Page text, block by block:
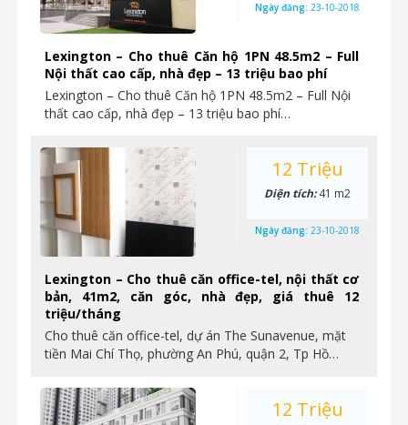
Lexington – Cho thuê Căn hộ 1PN 48.5m2 – Full
Nội thất cao cấp, nhà đẹp – 13 triệu bao phí
Lexington – Cho thuê Căn hộ 1PN 48.5m2 – Full Nội
thất cao cấp, nhà đẹp – 13 triệu bao phí…
Ngày đăng: 23-10-2018
Lexington – Cho thuê căn office-tel, nội thất cơ
bản, 41m2, căn góc, nhà đẹp, giá thuê 12
triệu/tháng
Cho thuê căn office-tel, dự án The Sunavenue, mặt
tiền Mai Chí Thọ, phường An Phú, quận 2, Tp Hồ…
12 Triệu
Diện tích:41 m2
Ngày đăng: 23-10-2018
12 Triệu